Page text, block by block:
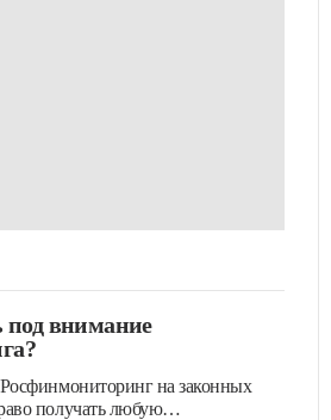
под внимание
на законных
получать любую